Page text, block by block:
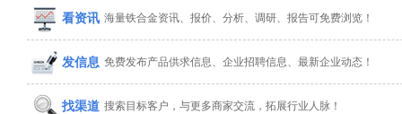
看资讯 海量铁合金资讯、报价、分析、调研、报告可免费浏览！
发信息 免费发布产品供求信息、企业招聘信息、最新企业动态！
找渠道 搜索目标客户，与更多商家交流，拓展行业人脉！